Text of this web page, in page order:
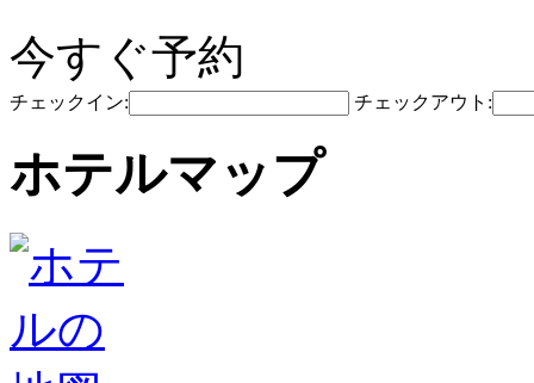
今すぐ予約
チェックイン: チェックアウト:
ホテルマップ